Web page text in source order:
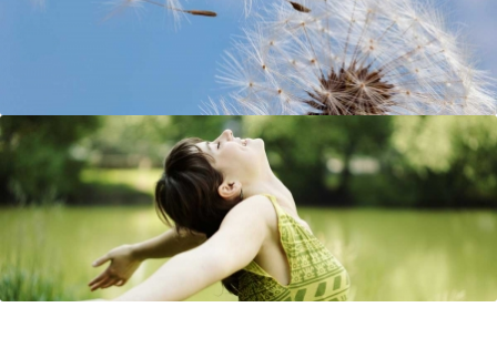
un soffio
… di benessere